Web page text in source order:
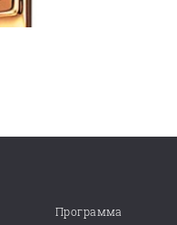
Программа